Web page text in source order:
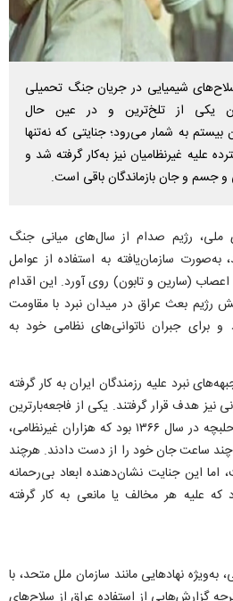
شیمیایی در جریان جنگ تحمیلی
یکی از تلخ‌ترین و در عین حال
بیستم به شمار می‌رود؛ جنایتی که نه‌تنها
علیه غیرنظامیان نیز به‌کار گرفته شد و
و جسم و جان بازماندگان باقی است.
ملی، رژیم صدام از سال‌های میانی جنگ
از ۱۳۶۲ به بعد، به‌صورت سازمان‌یافته به استفاده از عوامل
اعصاب (سارین و تابون) روی آورد. این اقدام
بعث عراق در میدان نبرد با مقاومت
و برای جبران ناتوانی‌های نظامی خود به
نبرد علیه رزمندگان ایران به کار گرفته
نیز هدف قرار گرفتند. یکی از فاجعه‌بارترین
نمونه‌ها، حمله شیمیایی به شهر حلبچه در سال ۱۳۶۶ بود که هزاران غیرنظامی،
چند ساعت جان خود را از دست دادند. هرچند
این جنایت نشان‌دهنده ابعاد بی‌رحمانه
علیه هر مخالف یا مانعی به کار گرفته
نهاد‌هایی مانند سازمان ملل متحد، با